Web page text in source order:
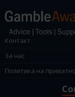
Контакт
За нас
Политика на